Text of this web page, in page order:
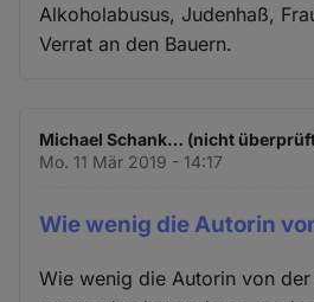
Alkoholabusus, Judenhaß,
Verrat an den Bauern.
Michael Schank… (nicht
Mo. 11 Mär 2019 - 14:17
Wie wenig die Autorin
Wie wenig die Autorin von der